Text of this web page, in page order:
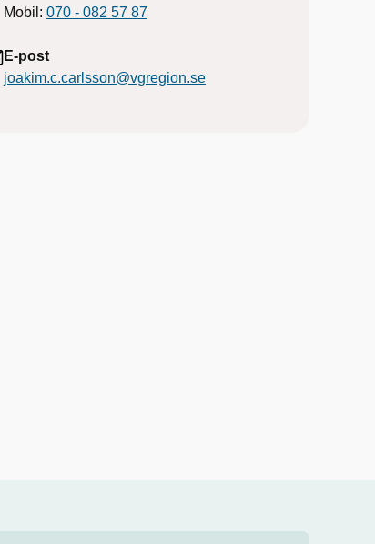
Mobil: 070 - 082 57 87
E-post
joakim.c.carlsson@vgregion.se